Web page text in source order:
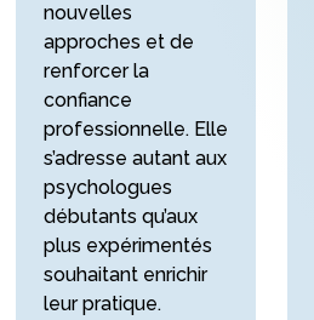
nouvelles
approches et de
renforcer la
confiance
professionnelle. Elle
s’adresse autant aux
psychologues
débutants qu’aux
plus expérimentés
souhaitant enrichir
leur pratique.